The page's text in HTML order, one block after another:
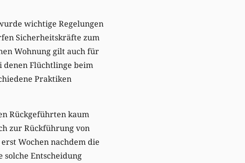
wichtige Regelungen
Sicherheitskräfte zum
Wohnung gilt auch für
denen Flüchtlinge beim
Praktiken
Rückgeführten kaum
zur Rückführung von
Wochen nachdem die
solche Entscheidung